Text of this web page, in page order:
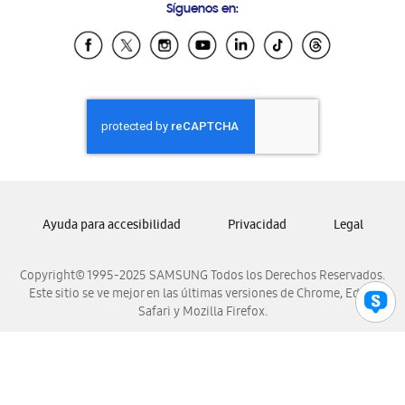
Samsung Ecuador
Samsung El Salvador
Samsung Honduras
Samsung Nicaragua
Samsung Panamá
Samsung Venezuela
Síguenos en:
Copyright© 1995-2025 SAMSUNG Todos los Derechos Reservados.
Este sitio se ve mejor en las últimas versiones de Chrome, Edge,
Safari y Mozilla Firefox.
Ayuda para accesibilidad Privacidad Legal